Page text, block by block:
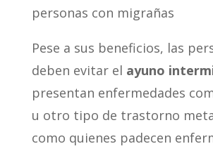
personas con migrañas
Pese a sus beneficios, las
deben evitar el ayuno
presentan enfermedades
u otro tipo de trastorno
como quienes padecen